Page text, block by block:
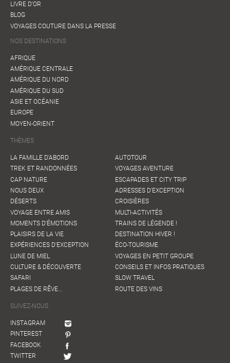
LIVRE D'OR
BLOG
VOYAGES COUTURE DANS LA PRESSE
NOS DESTINATIONS
AFRIQUE
AMÉRIQUE CENTRALE
AMÉRIQUE DU NORD
AMÉRIQUE DU SUD
ASIE ET OCÉANIE
EUROPE
MOYEN-ORIENT
THÈMES
LA FAMILLE D'ABORD
TREK ET RANDONNÉES
CAP NATURE
NOUS DEUX
DÉSERTS
VOYAGE ENTRE AMIS
MOMENTS D'ÉMOTIONS
PLAISIRS DE LA VIE
EXPÉRIENCES D'EXCEPTION
LUNE DE MIEL
CULTURE & DÉCOUVERTE
SAFARI
PLAGES DE RÊVE...
AUTOTOUR
VOYAGES AVENTURE
ESCAPADES ET CITY TRIP
ADRESSES D'EXCEPTION
CROISIÈRES
MULTI-ACTIVITÉS
TRAINS DE LÉGENDE !
DESTINATION HIVER !
ÉCO-TOURISME
VOYAGES EN PETIT GROUPE
CONSEILS ET INFOS PRATIQUES
SLOW TRAVEL
ROUTE DES VINS
SUIVEZ-NOUS
INSTAGRAM
PINTEREST
FACEBOOK
TWITTER